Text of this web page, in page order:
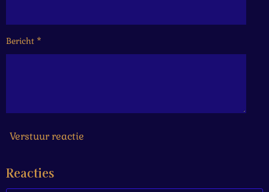
6
r
r
Bericht *
Verstuur reactie
Reacties